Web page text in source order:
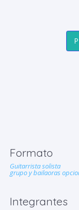
Formato
Guitarrista solista
grupo y bailaoras
Integrantes